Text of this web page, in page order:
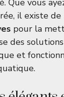
Que vous
il existe de
pour la
des
et